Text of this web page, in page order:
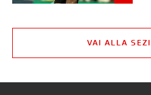
VAI ALLA